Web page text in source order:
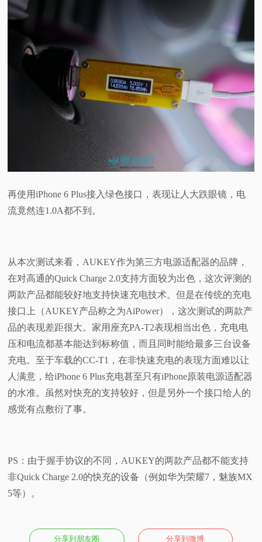
再使用iPhone 6 Plus接入绿色接口，表现让人大跌眼镜，电
流竟然连1.0A都不到。
从本次测试来看，AUKEY作为第三方电源适配器的品牌，
在对高通的Quick Charge 2.0支持方面较为出色，这次评测的
两款产品都能较好地支持快速充电技术。但是在传统的充电
接口上（AUKEY产品称之为AiPower），这次测试的两款产
品的表现差距很大。家用座充PA-T2表现相当出色，充电电
压和电流都基本能达到标称值，而且同时能给最多三台设备
充电。至于车载的CC-T1，在非快速充电的表现方面难以让
人满意，给iPhone 6 Plus充电甚至只有iPhone原装电源适配器
的水准。虽然对快充的支持较好，但是另外一个接口给人的
感觉有点敷衍了事。
PS：由于握手协议的不同，AUKEY的两款产品都不能支持
非Quick Charge 2.0的快充的设备（例如华为荣耀7，魅族MX
5等）。
分享到朋友圈 分享到微博